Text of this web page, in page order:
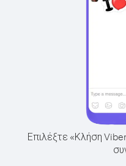
Επιλέξτε «Κλήση